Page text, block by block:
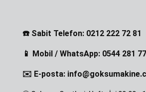
☎️ Sabit Telefon: 0212 222 72 81
📱 Mobil / WhatsApp: 0544 281
✉️ E-posta: